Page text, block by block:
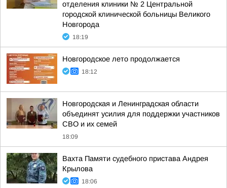
отделения клиники № 2 Центральной
городской клинической больницы Великого
Новгорода
18:19
Новгородское лето продолжается
18:12
Новгородская и Ленинградская области
объединят усилия для поддержки участников
СВО и их семей
18:09
Вахта Памяти судебного пристава Андрея
Крылова
18:06